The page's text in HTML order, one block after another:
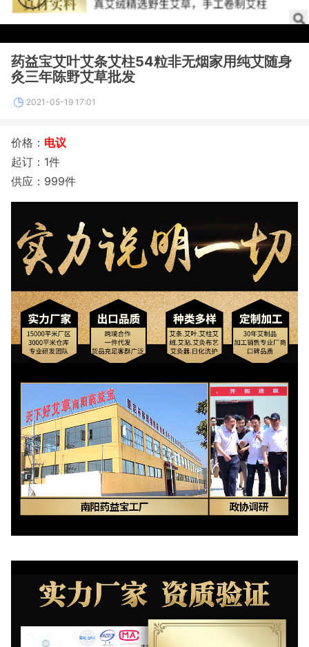
药益宝艾叶艾条艾柱54粒非无烟家用纯艾随身
灸三年陈野艾草批发
2021-05-19 17:01
价格： 电议
起订：1件
供应：999件